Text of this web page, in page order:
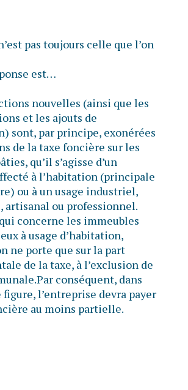
pas toujours celle que l’on
est…
nouvelles (ainsi que les
et les ajouts de
sont, par principe, exonérées
de la taxe foncière sur les
qu’il s’agisse d’un
à l’habitation (principale
ou à un usage industriel,
artisanal ou professionnel.
concerne les immeubles
à usage d’habitation,
ne porte que sur la part
de la taxe, à l’exclusion de
conséquent, dans
figure, l’entreprise devra payer
au moins partielle.